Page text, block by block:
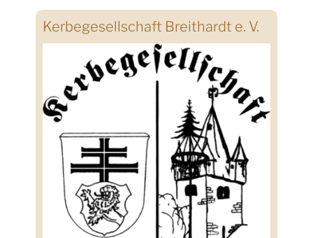
Kerbegesellschaft Breithardt e. V.